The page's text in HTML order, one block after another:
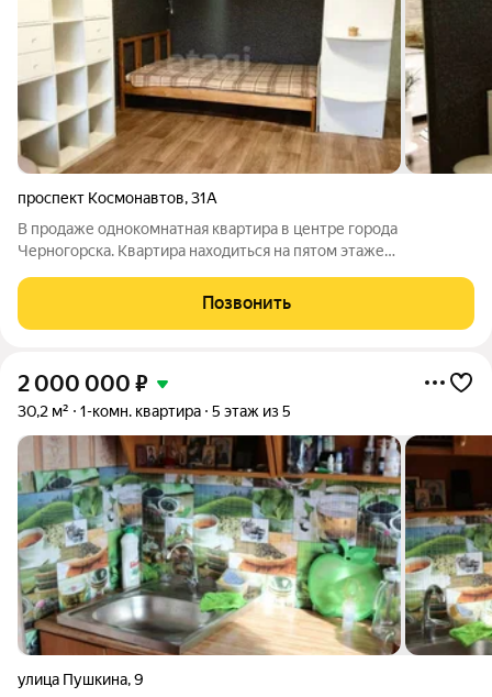
проспект Космонавтов,31А
В продаже однокомнатная квартира в центре города
Черногорска. Квартира находиться на пятом этаже
ремонт: стены выровнены, наклеены качественные обои, на
полу линолеум, во всей квартире натяжной
Позвонить
2 000 000 ₽
30,2 м² 1-комн. квартира 5 этаж из 5
улица Пушкина,9